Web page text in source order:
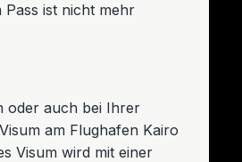
Pass ist nicht mehr
oder auch bei Ihrer
am Flughafen Kairo
Visum wird mit einer